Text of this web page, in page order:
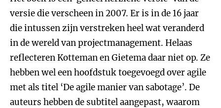
versie die verscheen in 2007. Er is in de 16 jaar
die intussen zijn verstreken heel wat veranderd
in de wereld van projectmanagement. Helaas
reflecteren Kotteman en Gietema daar niet op. Ze
hebben wel een hoofdstuk toegevoegd over agile
met als titel ‘De agile manier van sabotage’. De
auteurs hebben de subtitel aangepast, waarom